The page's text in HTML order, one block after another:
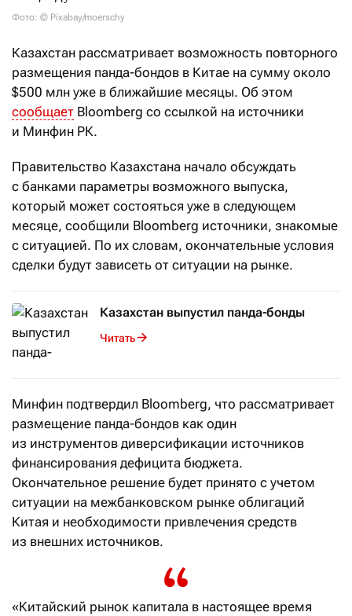
Фото: © Pixabay/moerschy
Казахстан рассматривает возможность повторного
размещения панда-бондов в Китае на сумму около
$500 млн уже в ближайшие месяцы. Об этом
сообщает Bloomberg со ссылкой на источники
и Минфин РК.
Правительство Казахстана начало обсуждать
с банками параметры возможного выпуска,
который может состояться уже в следующем
месяце, сообщили Bloomberg источники, знакомые
с ситуацией. По их словам, окончательные условия
сделки будут зависеть от ситуации на рынке.
Казахстан выпустил панда-бонды
Читать
Минфин подтвердил Bloomberg, что рассматривает
размещение панда-бондов как один
из инструментов диверсификации источников
финансирования дефицита бюджета.
Окончательное решение будет принято с учетом
ситуации на межбанковском рынке облигаций
Китая и необходимости привлечения средств
из внешних источников.
«Китайский рынок капитала в настоящее время